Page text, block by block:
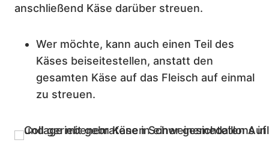
anschließend Käse darüber streuen.
Wer möchte, kann auch einen Teil des
Käses beiseitestellen, anstatt den
gesamten Käse auf das Fleisch auf einmal
zu streuen.